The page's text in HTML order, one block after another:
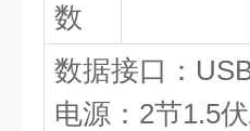
数
数据接口：
电源：2节1.5